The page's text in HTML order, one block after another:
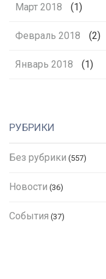
Март 2018 (1)
Февраль 2018 (2)
Январь 2018 (1)
РУБРИКИ
Без рубрики (557)
Новости (36)
События (37)